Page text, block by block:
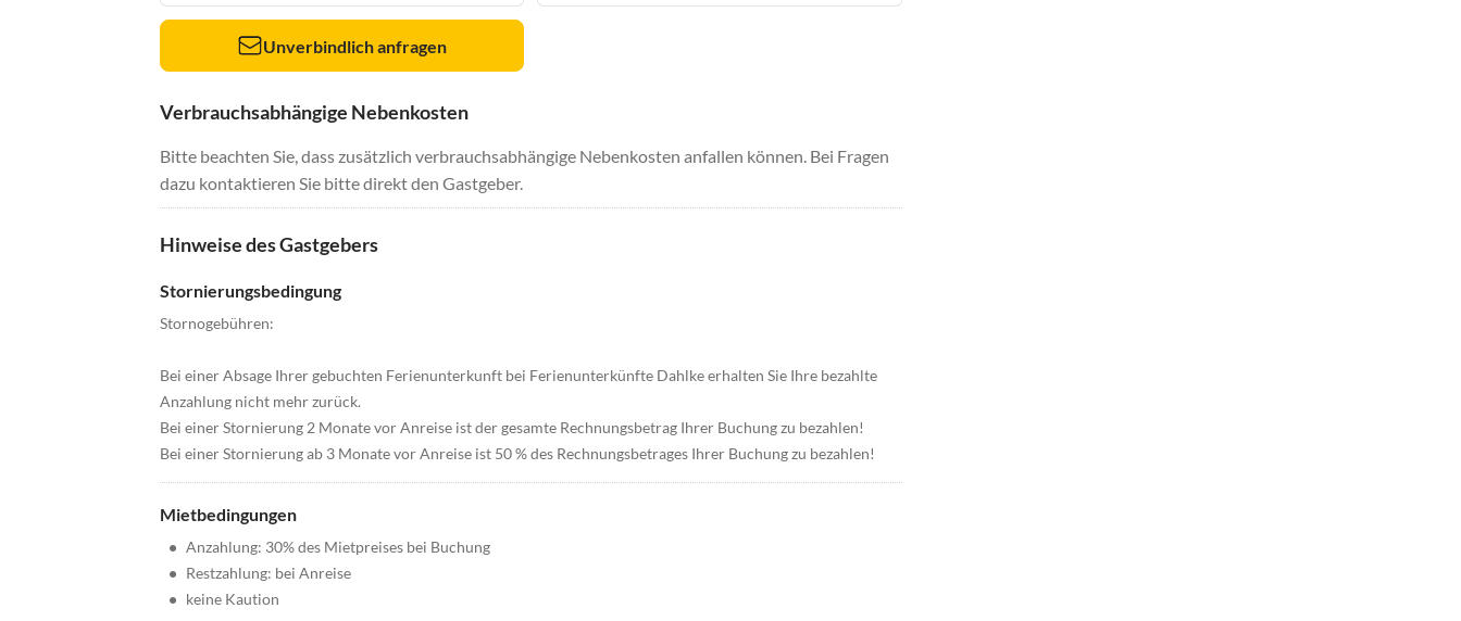
Unverbindlich anfragen
Verbrauchsabhängige Nebenkosten
Bitte beachten Sie, dass zusätzlich verbrauchsabhängige Nebenkosten anfallen können. Bei Fragen
dazu kontaktieren Sie bitte direkt den Gastgeber.
Hinweise des Gastgebers
Stornierungsbedingung
Stornogebühren:
Bei einer Absage Ihrer gebuchten Ferienunterkunft bei Ferienunterkünfte Dahlke erhalten Sie Ihre bezahlte
Anzahlung nicht mehr zurück.
Bei einer Stornierung 2 Monate vor Anreise ist der gesamte Rechnungsbetrag Ihrer Buchung zu bezahlen!
Bei einer Stornierung ab 3 Monate vor Anreise ist 50 % des Rechnungsbetrages Ihrer Buchung zu bezahlen!
Mietbedingungen
• Anzahlung: 30% des Mietpreises bei Buchung
• Restzahlung: bei Anreise
• keine Kaution